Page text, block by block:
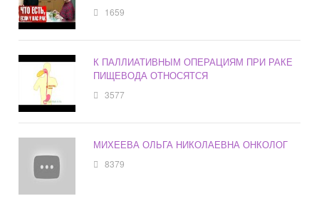
1659
К ПАЛЛИАТИВНЫМ ОПЕРАЦИЯМ ПРИ РАКЕ
ПИЩЕВОДА ОТНОСЯТСЯ
3577
МИХЕЕВА ОЛЬГА НИКОЛАЕВНА ОНКОЛОГ
8379